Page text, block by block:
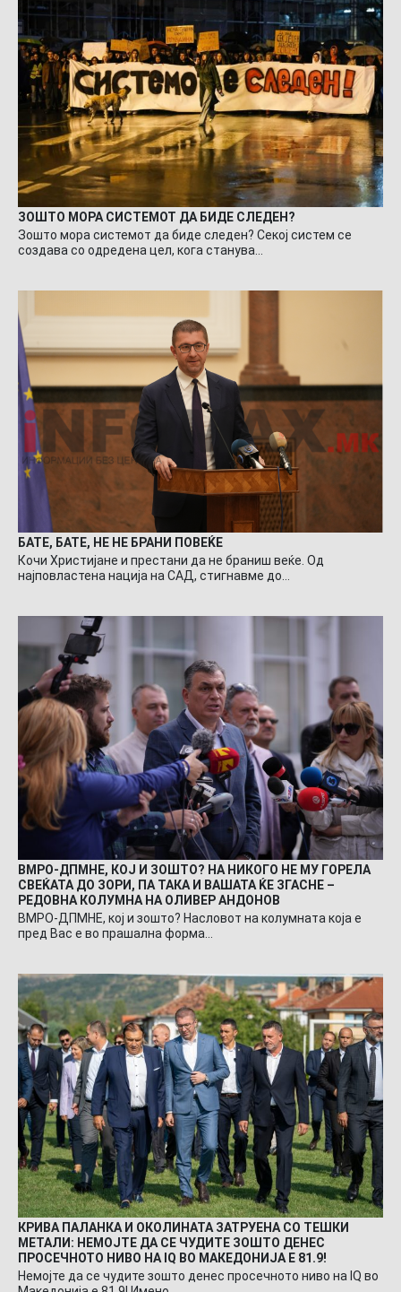
ЗОШТО МОРА СИСТЕМОТ ДА БИДЕ СЛЕДЕН?
Зошто мора системот да биде следен? Секој систем се
создава со одредена цел, кога станува…
БАТЕ, БАТЕ, НЕ НЕ БРАНИ ПОВЕЌЕ
Кочи Христијане и престани да не браниш веќе. Од
најповластена нација на САД, стигнавме до…
ВМРО-ДПМНЕ, КОЈ И ЗОШТО? НА НИКОГО НЕ МУ ГОРЕЛА
СВЕЌАТА ДО ЗОРИ, ПА ТАКА И ВАШАТА ЌЕ ЗГАСНЕ –
РЕДОВНА КОЛУМНА НА ОЛИВЕР АНДОНОВ
ВМРО-ДПМНЕ, кој и зошто? Насловот на колумната која е
пред Вас е во прашална форма…
КРИВА ПАЛАНКА И ОКОЛИНАТА ЗАТРУЕНА СО ТЕШКИ
МЕТАЛИ: НЕМОЈТЕ ДА СЕ ЧУДИТЕ ЗОШТО ДЕНЕС
ПРОСЕЧНОТО НИВО НА IQ ВО МАКЕДОНИЈА Е 81.9!
Немојте да се чудите зошто денес просечното ниво на IQ во